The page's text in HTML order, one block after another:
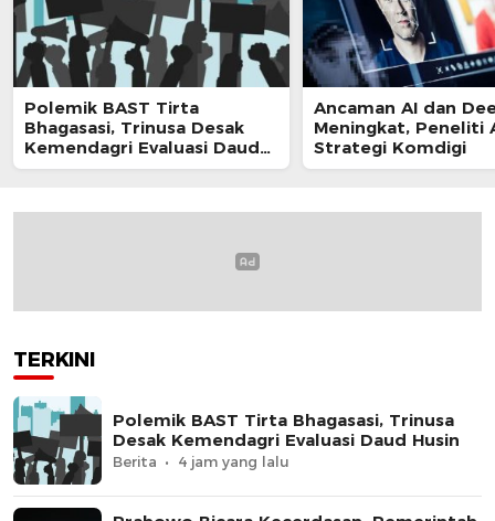
Polemik BAST Tirta
Bhagasasi, Trinusa Desak
Kemendagri Evaluasi Daud
Husin
Ancaman AI dan
Meningkat, Peneliti
Strategi Komdigi
TERKINI
Polemik BAST Tirta Bhagasasi, Trinusa
Desak Kemendagri Evaluasi Daud Husin
Berita 4 jam yang lalu